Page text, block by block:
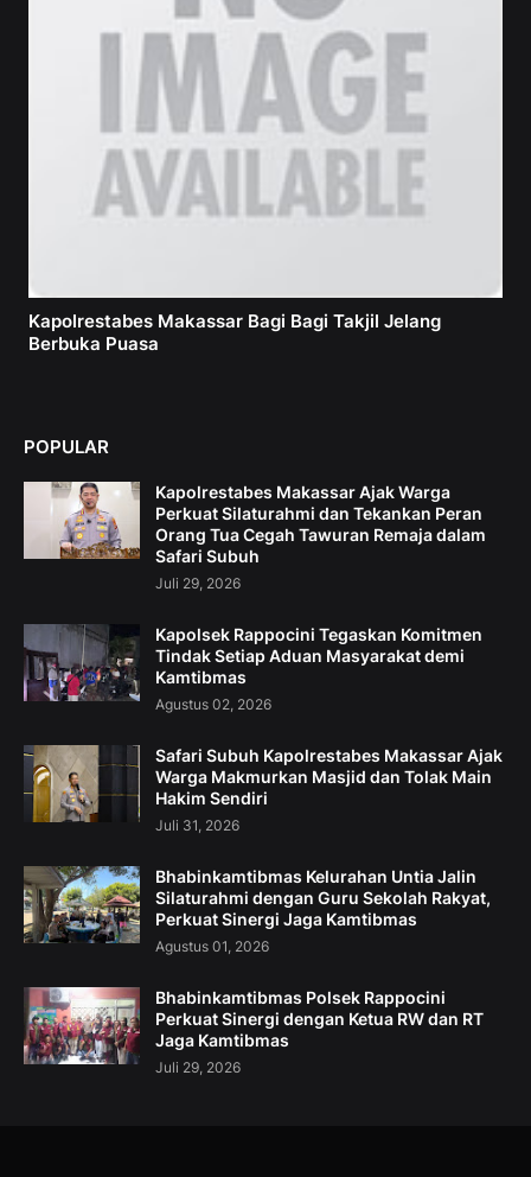
Kapolrestabes Makassar Bagi Bagi Takjil Jelang
Berbuka Puasa
POPULAR
Kapolrestabes Makassar Ajak Warga
Perkuat Silaturahmi dan Tekankan Peran
Orang Tua Cegah Tawuran Remaja dalam
Safari Subuh
Juli 29, 2026
Kapolsek Rappocini Tegaskan Komitmen
Tindak Setiap Aduan Masyarakat demi
Kamtibmas
Agustus 02, 2026
Safari Subuh Kapolrestabes Makassar Ajak
Warga Makmurkan Masjid dan Tolak Main
Hakim Sendiri
Juli 31, 2026
Bhabinkamtibmas Kelurahan Untia Jalin
Silaturahmi dengan Guru Sekolah Rakyat,
Perkuat Sinergi Jaga Kamtibmas
Agustus 01, 2026
Bhabinkamtibmas Polsek Rappocini
Perkuat Sinergi dengan Ketua RW dan RT
Jaga Kamtibmas
Juli 29, 2026